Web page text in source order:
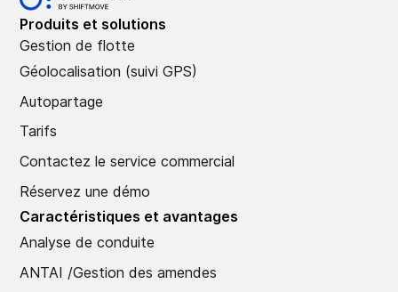
Produits et solutions
Gestion de flotte
Géolocalisation (suivi GPS)
Autopartage
Tarifs
Contactez le service commercial
Réservez une démo
Caractéristiques et avantages
Analyse de conduite
ANTAI /Gestion des amendes